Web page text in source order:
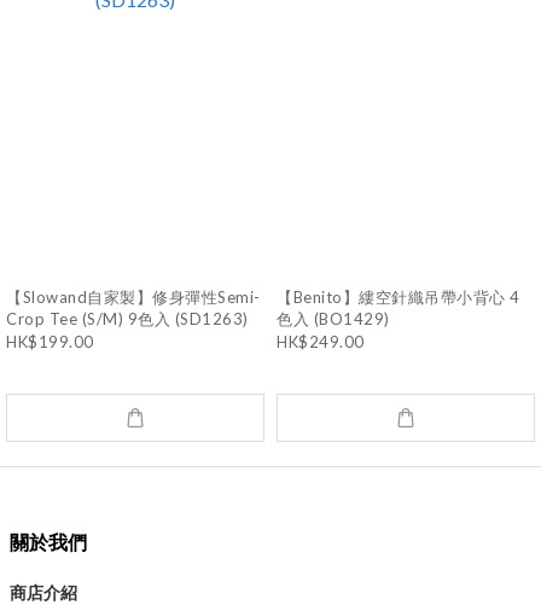
【Slowand自家製】修身彈性Semi-
Crop Tee (S/M) 9色入 (SD1263)
HK$199.00
【Benito】縷空針織吊帶小背心 4
色入 (BO1429)
HK$249.00
關於我們
商店介紹